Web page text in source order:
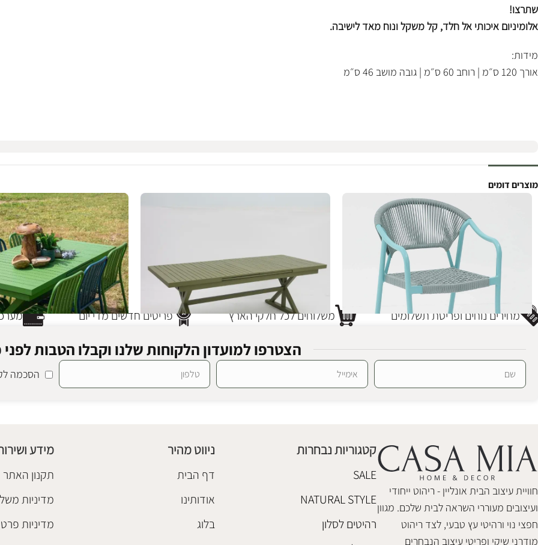
שתרצו!
אלומיניום איכותי אל חלד, קל משקל ונוח מאד לישיבה.
מידות:
אורך 120 ס״מ | רוחב 60 ס״מ | גובה מושב 46 ס״מ
מוצרים דומים
כסא אלומיניום וילסון תכלת
הוספה לסל
שולחן אוכל אלומיניום אוליב
הוספה לסל
שולחן אוכל אלומיניום גרין 160
פריטים חדשים מדי יום משלוחים לכל חלקי הארץ מחירים נוחים ופריסת תשלומים
הצטרפו למועדון הלקוחות שלנו וקבלו הטבות
הסכמה
חוויית עיצוב הבית אונליין - ריהוט ייחודי
ועיצובים מעוררי השראה לבית שלכם. מגוון
חפצי נוי ורהיטי עץ טבעי, לצד ריהוט
מודרני שיקי ופריטי עיצוב הנבחרים
קטגוריות נבחרות
SALE
NATURAL STYLE
רהיטים לסלון
ניווט מהיר
דף הבית
אודותינו
בלוג
מידע
תקנון האתר
מדיניות
מדיניות